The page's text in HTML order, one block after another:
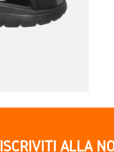
ISCRIVITI ALLA